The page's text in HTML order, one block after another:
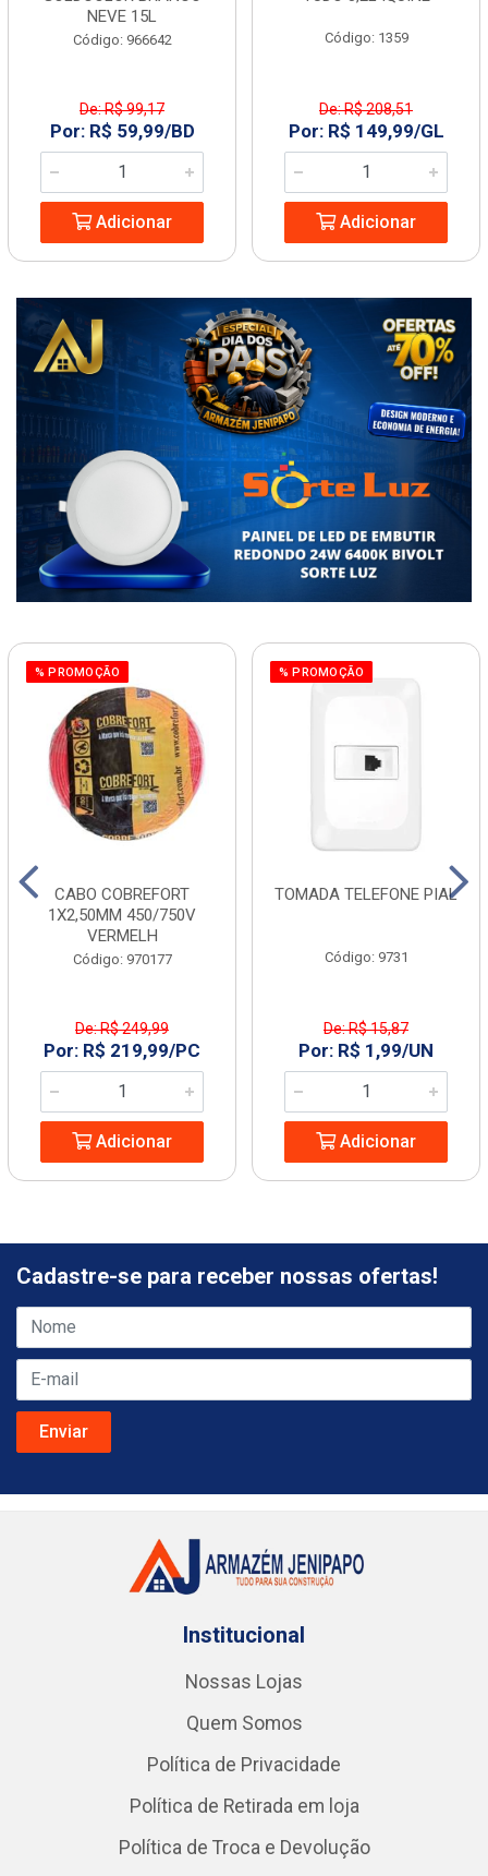
NEVE 15L
Código: 966642
De: R$ 99,17
Por: R$ 59,99/BD
Adicionar
Código: 1359
De: R$ 208,51
Por: R$ 149,99/GL
Adicionar
% PROMOÇÃO
CABO COBREFORT
1X2,50MM 450/750V
VERMELH
Código: 970177
De: R$ 249,99
Por: R$ 219,99/PC
Adicionar
% PROMOÇÃO
TOMADA TELEFONE PIAL
Código: 9731
De: R$ 15,87
Por: R$ 1,99/UN
Adicionar
Cadastre-se para receber nossas ofertas!
Institucional
Nossas Lojas
Quem Somos
Política de Privacidade
Política de Retirada em loja
Política de Troca e Devolução